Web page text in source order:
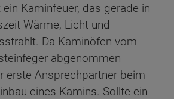
Kaminfeuer, das gerade in
Wärme, Licht und
Da Kaminöfen vom
abgenommen
erste Ansprechpartner beim
eines Kamins. Sollte ein